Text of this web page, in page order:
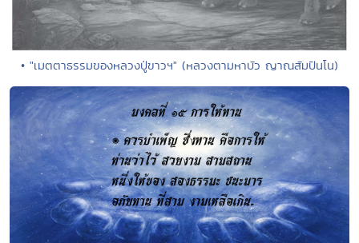
• "เมตตาธรรมของหลวงปู่ขาวฯ" (หลวงตามหาบัว ญาณสัมปันโน)